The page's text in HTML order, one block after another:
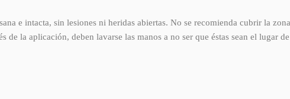
e intacta, sin lesiones ni heridas abiertas. No se recomienda cubrir la
de la aplicación, deben lavarse las manos a no ser que éstas sean el lugar